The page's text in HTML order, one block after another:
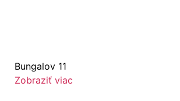
Bungalov 11
Zobraziť viac